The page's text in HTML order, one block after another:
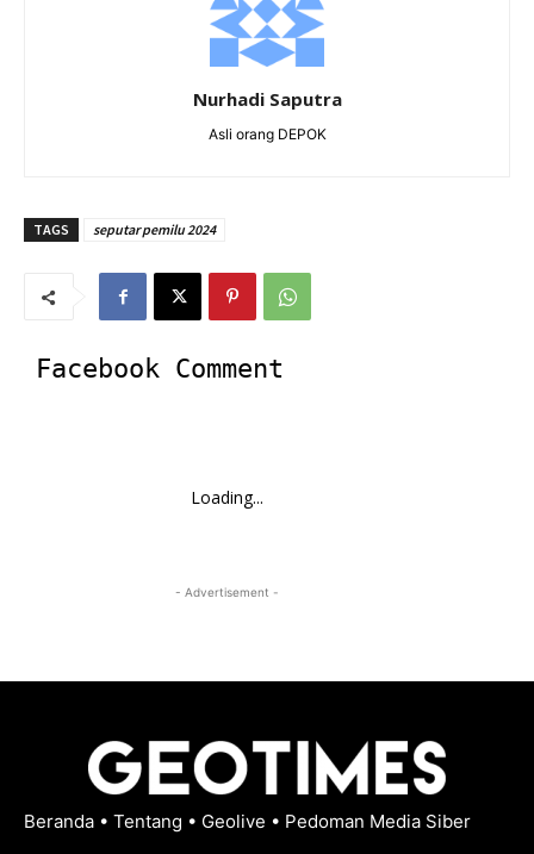
Nurhadi Saputra
Asli orang DEPOK
TAGS seputar pemilu 2024
Facebook Comment
Loading...
- Advertisement -
Beranda • Tentang • Geolive • Pedoman Media Siber